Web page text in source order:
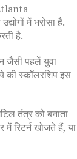
में भरोसा है.
है.
जैसी पहलें युवा
की स्कॉलरशिप इस
तंत्र को बनाता
रिटर्न खोजते हैं, या